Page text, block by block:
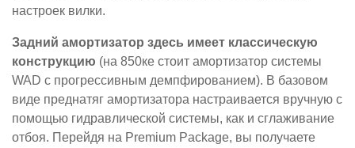
настроек вилки.
Задний амортизатор здесь имеет классическую
конструкцию (на 850ке стоит амортизатор системы
WAD с прогрессивным демпфированием). В базовом
виде преднатяг амортизатора настраивается вручную с
помощью гидравлической системы, как и сглаживание
отбоя. Перейдя на Premium Package, вы получаете